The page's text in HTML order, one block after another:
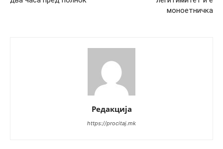
моноетничка
Редакција
https://procitaj.mk